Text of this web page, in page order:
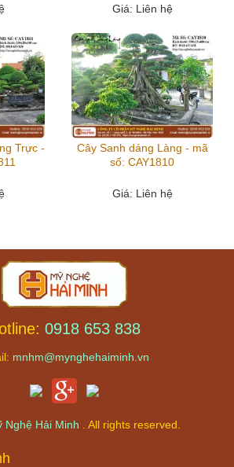
Giá: Liên hệ
Trực -
Cây Sanh dáng Làng - mã
số: CAY1810
Giá: Liên hệ
0918 653 838
mnhm@mynghehaiminh.vn
Nghệ Hải Minh . All rights reserved.